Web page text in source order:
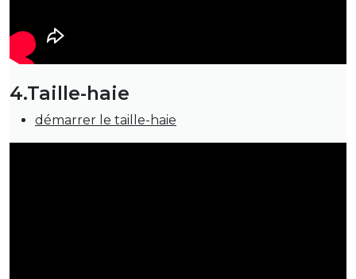
4.Taille-haie
démarrer le taille-haie